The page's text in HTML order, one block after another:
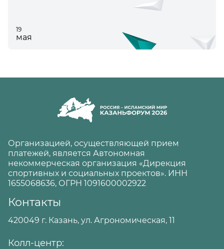
19
мая
Организацией, осуществляющей прием
платежей, является Автономная
некоммерческая организация «Дирекция
спортивных и социальных проектов». ИНН
1655068636, ОГРН 1091600002922
Контакты
420049 г. Казань, ул. Агрономическая, 11
Колл-центр: